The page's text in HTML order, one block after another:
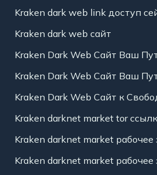
Kraken dark web link доступ
Kraken dark web сайт
Kraken Dark Web Сайт Ваш
Kraken Dark Web Сайт Ваш
Kraken Dark Web Сайт к
Kraken darknet market tor
Kraken darknet market рабочее
Kraken darknet market рабочее